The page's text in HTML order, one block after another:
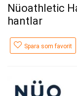
Nüoathletic
hantlar
Spara som favorit